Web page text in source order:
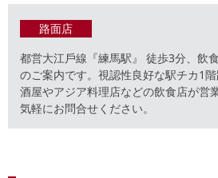
路面店
都営⼤江⼾線『練⾺駅』 徒歩3分、飲
のご案内です。視認性良好な駅チカ1
酒屋やアジア料理店などの飲食店が営
気軽にお問合せください。